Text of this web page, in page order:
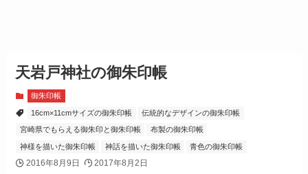
天岩戸神社の御朱印帳
御朱印帳
16cm×11cmサイズの御朱印帳 伝統的なデザインの御朱印帳
宮崎県でもらえる御朱印と御朱印帳 布製の御朱印帳
神様を描いた御朱印帳 神話を描いた御朱印帳 青色の御朱印帳
2016年8月9日 2017年8月2日